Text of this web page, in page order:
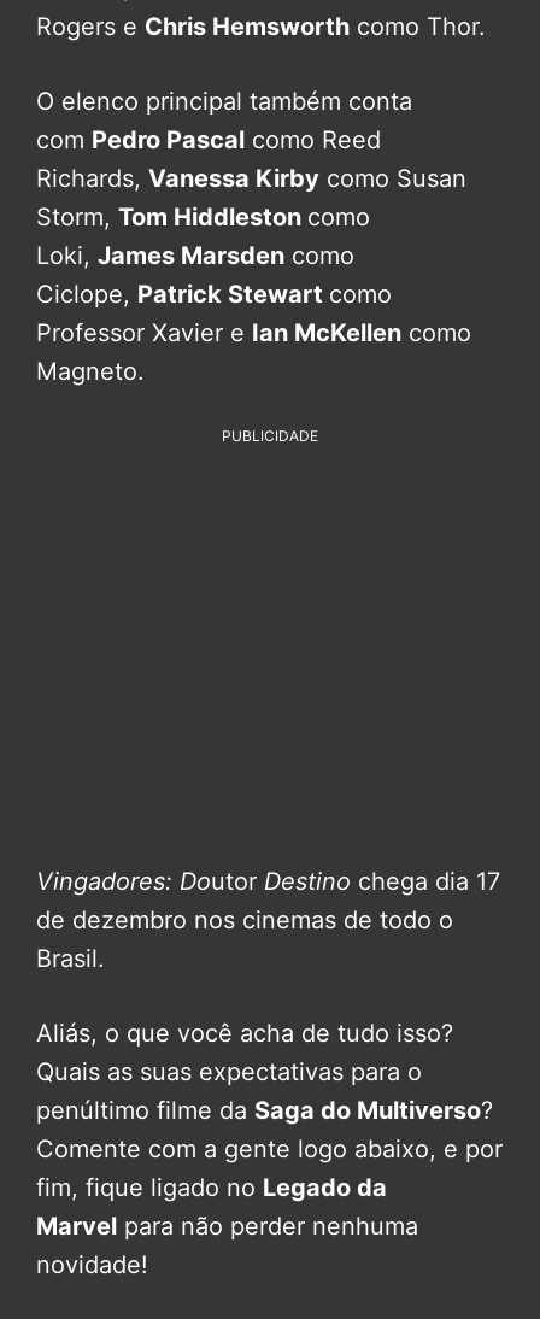
Rogers e Chris Hemsworth como Thor.
O elenco principal também conta
com Pedro Pascal como Reed
Richards, Vanessa Kirby como Susan
Storm, Tom Hiddleston como
Loki, James Marsden como
Ciclope, Patrick Stewart como
Professor Xavier e Ian McKellen como
Magneto.
PUBLICIDADE
Vingadores: Doutor Destino chega dia 17
de dezembro nos cinemas de todo o
Brasil.
Aliás, o que você acha de tudo isso?
Quais as suas expectativas para o
penúltimo filme da Saga do Multiverso?
Comente com a gente logo abaixo, e por
fim, fique ligado no Legado da
Marvel para não perder nenhuma
novidade!